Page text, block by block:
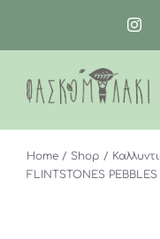
περιεχόμενο
Home Shop
FLINTSTONES